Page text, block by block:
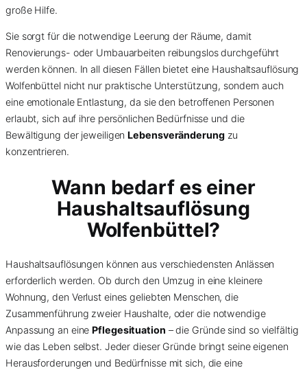
große Hilfe.
Sie sorgt für die notwendige Leerung der Räume, damit
Renovierungs- oder Umbauarbeiten reibungslos durchgeführt
werden können. In all diesen Fällen bietet eine Haushaltsauflösung
Wolfenbüttel nicht nur praktische Unterstützung, sondern auch
eine emotionale Entlastung, da sie den betroffenen Personen
erlaubt, sich auf ihre persönlichen Bedürfnisse und die
Bewältigung der jeweiligenLebensveränderungzu
konzentrieren.
Wann bedarf es einer
Haushaltsauflösung
Wolfenbüttel?
Haushaltsauflösungen können aus verschiedensten Anlässen
erforderlich werden. Ob durch den Umzug in eine kleinere
Wohnung, den Verlust eines geliebten Menschen, die
Zusammenführung zweier Haushalte, oder die notwendige
Anpassung an einePflegesituation – die Gründe sind so vielfältig
wie das Leben selbst. Jeder dieser Gründe bringt seine eigenen
Herausforderungen und Bedürfnisse mit sich, die eine